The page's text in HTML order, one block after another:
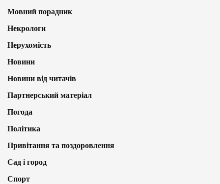
Мовний порадник
Некрологи
Нерухомість
Новини
Новини від читачів
Партнерський матеріал
Погода
Політика
Привітання та поздоровлення
Сад і город
Спорт